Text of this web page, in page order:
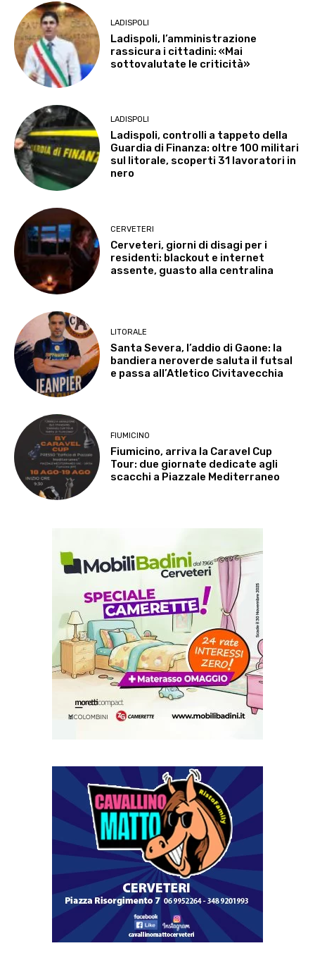
LADISPOLI
Ladispoli, l’amministrazione
rassicura i cittadini: «Mai
sottovalutate le criticità»
LADISPOLI
Ladispoli, controlli a tappeto della
Guardia di Finanza: oltre 100 militari
sul litorale, scoperti 31 lavoratori in
nero
CERVETERI
Cerveteri, giorni di disagi per i
residenti: blackout e internet
assente, guasto alla centralina
LITORALE
Santa Severa, l’addio di Gaone: la
bandiera neroverde saluta il futsal
e passa all’Atletico Civitavecchia
FIUMICINO
Fiumicino, arriva la Caravel Cup
Tour: due giornate dedicate agli
scacchi a Piazzale Mediterraneo